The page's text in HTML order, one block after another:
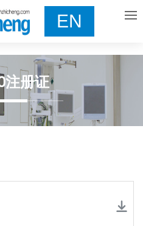
EN
注册证